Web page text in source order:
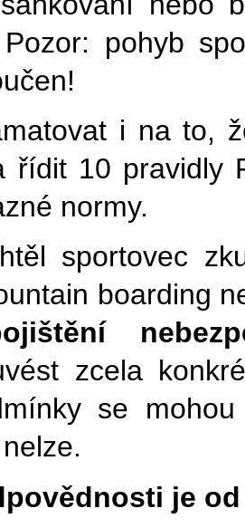
Pozor: pohyb
i na to,
řídit 10 pravidly
normy.
sportovec
boarding
zcela
se
je